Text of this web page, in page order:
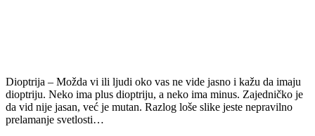
Dioptrija – Možda vi ili ljudi oko vas ne vide jasno i kažu da imaju
dioptriju. Neko ima plus dioptriju, a neko ima minus. Zajedničko je
da vid nije jasan, već je mutan. Razlog loše slike jeste nepravilno
prelamanje svetlosti…